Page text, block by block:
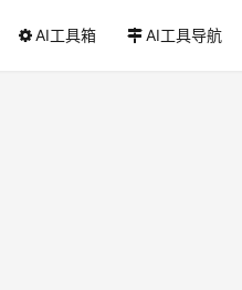
AI工具箱 AI工具导航